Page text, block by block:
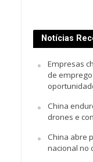
Notícias
Empresas
de
China
drones e
China abre
nacional no